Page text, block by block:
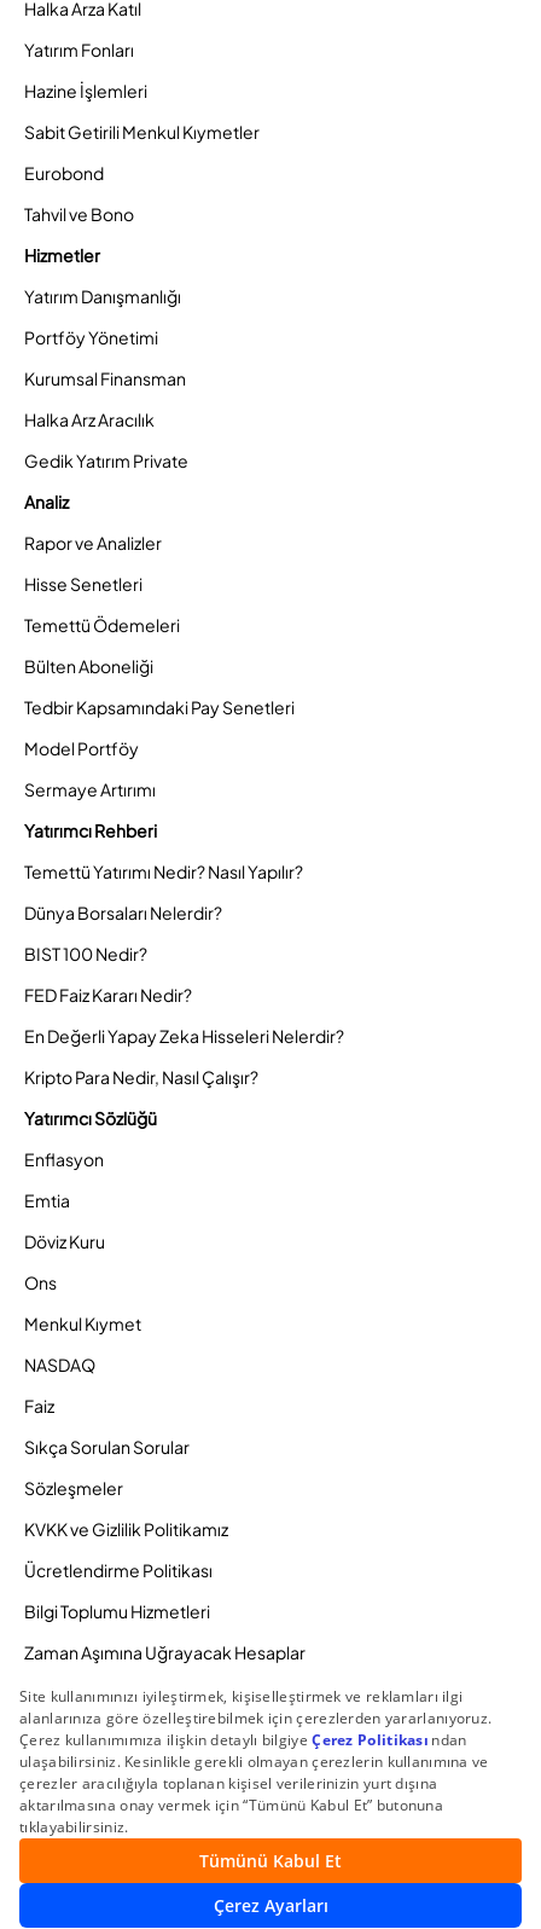
Halka Arza Katıl
Yatırım Fonları
Hazine İşlemleri
Sabit Getirili Menkul Kıymetler
Eurobond
Tahvil ve Bono
Hizmetler
Yatırım Danışmanlığı
Portföy Yönetimi
Kurumsal Finansman
Halka Arz Aracılık
Gedik Yatırım Private
Analiz
Rapor ve Analizler
Hisse Senetleri
Temettü Ödemeleri
Bülten Aboneliği
Tedbir Kapsamındaki Pay Senetleri
Model Portföy
Sermaye Artırımı
Yatırımcı Rehberi
Temettü Yatırımı Nedir? Nasıl Yapılır?
Dünya Borsaları Nelerdir?
BIST 100 Nedir?
FED Faiz Kararı Nedir?
En Değerli Yapay Zeka Hisseleri Nelerdir?
Kripto Para Nedir, Nasıl Çalışır?
Yatırımcı Sözlüğü
Enflasyon
Emtia
Döviz Kuru
Ons
Menkul Kıymet
NASDAQ
Faiz
Sıkça Sorulan Sorular
Sözleşmeler
KVKK ve Gizlilik Politikamız
Ücretlendirme Politikası
Bilgi Toplumu Hizmetleri
Zaman Aşımına Uğrayacak Hesaplar
Duyurular ve Kampanyalar
© 2026 Gedik Yatırım Menkul Değerler AŞ. Tüm Hakları